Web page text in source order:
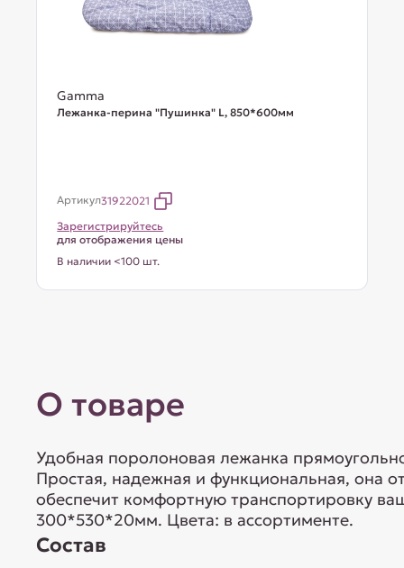
Gamma
Лежанка-перина "Пушинка" L, 850*600мм
Артикул31922021
Зарегистрируйтесь
для отображения цены
В наличии <100 шт.
О товаре
Удобная поролоновая лежанка
Простая, надежная и функциональная, она
обеспечит комфортную транспортировку
300*530*20мм. Цвета: в ассортименте.
Состав